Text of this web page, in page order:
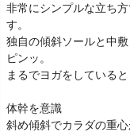
非常にシンプルな立ち
す。
独自の傾斜ソールと中
ピンッ。
まるでヨガをしている
体幹を意識
斜め傾斜でカラダの重心